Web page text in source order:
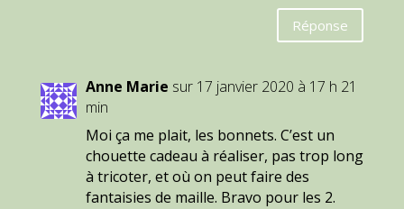
Réponse
Anne Marie sur 17 janvier 2020 à 17 h 21
min
Moi ça me plait, les bonnets. C’est un
chouette cadeau à réaliser, pas trop long
à tricoter, et où on peut faire des
fantaisies de maille. Bravo pour les 2.